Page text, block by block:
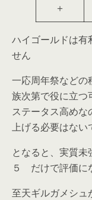
＋
ハイゴールドは有
せん
一応周年祭などの
族次第で役に立つ
ステータス高め
上げる必要はない
となると、実質
５ だけで評価に
至天ギルガメシュ